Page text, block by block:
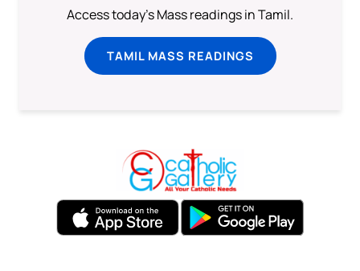
Access today's Mass readings in Tamil.
TAMIL MASS READINGS